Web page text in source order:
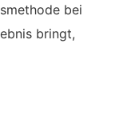
bei
bringt,